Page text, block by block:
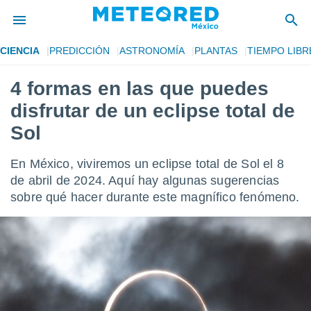
de
ha sido
para
se
calidad.
a este
las
y
forma
digital
CIENCIA PREDICCIÓN ASTRONOMÍA PLANTAS TIEMPO
4 formas en las que puedes
disfrutar de un eclipse total de
Sol
En México, viviremos un eclipse total de Sol el 8
de abril de 2024. Aquí hay algunas sugerencias
sobre qué hacer durante este magnífico fenómeno.